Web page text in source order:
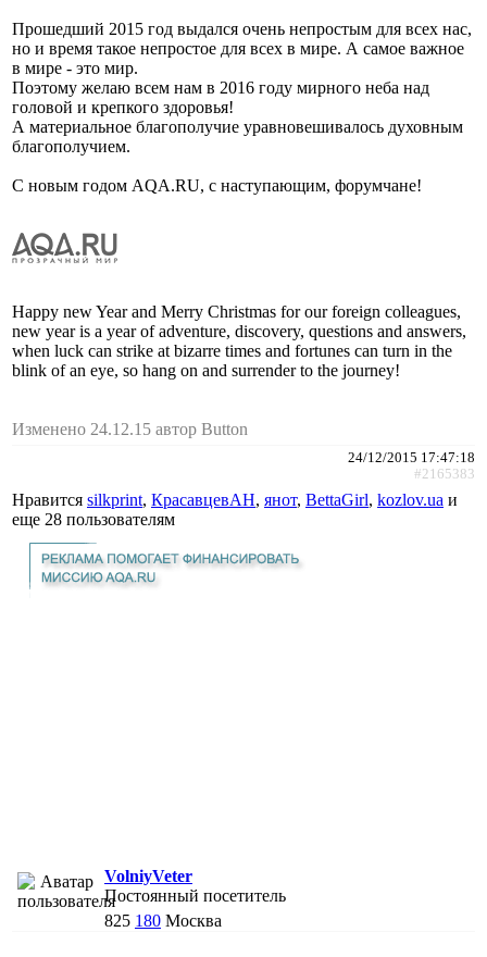
Прошедший 2015 год выдался очень непростым для всех нас,
но и время такое непростое для всех в мире. А самое важное
в мире - это мир.
Поэтому желаю всем нам в 2016 году мирного неба над
головой и крепкого здоровья!
А материальное благополучие уравновешивалось духовным
благополучием.
С новым годом AQA.RU, с наступающим, форумчане!
Happy new Year and Merry Christmas for our foreign colleagues,
new year is a year of adventure, discovery, questions and answers,
when luck can strike at bizarre times and fortunes can turn in the
blink of an eye, so hang on and surrender to the journey!
Изменено 24.12.15 автор Button
24/12/2015 17:47:18
#2165383
Нравится silkprint, КрасавцевАН, янот, BettaGirl, kozlov.ua и
еще 28 пользователям
VolniyVeter
Постоянный посетитель
825 180 Москва